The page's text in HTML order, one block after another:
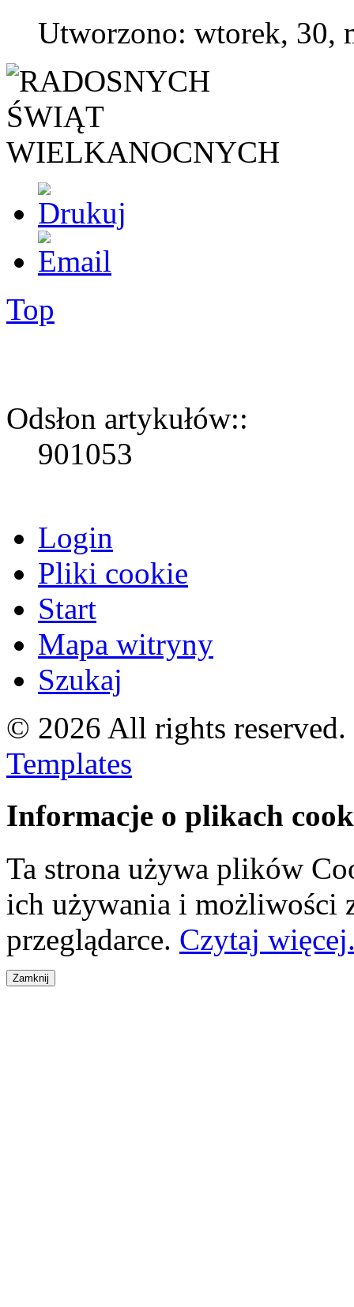
Utworzono: wtorek, 30,
Top
Odsłon artykułów::
901053
Login
Pliki cookie
Start
Mapa witryny
Szukaj
© 2026 All rights
Templates
Informacje o plikach
Ta strona używa plików
ich używania i możliwości
przeglądarce. Czytaj